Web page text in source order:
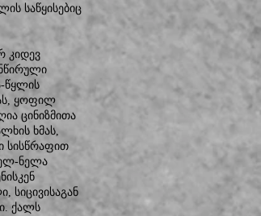
საწყისებიც
კიდევ
წყლის
ყოფილ
ცინიზმითა
ხმას,
სისწრაფით
ნელა
სიცივისაგან
ქალს